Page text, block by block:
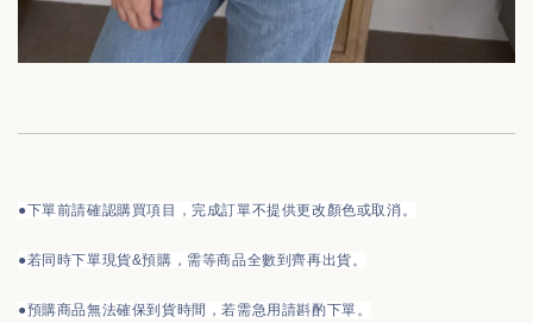
●下單前請確認購買項目，完成訂單不提供更改顏色或取消。
●若同時下單現貨&預購，需等商品全數到齊再出貨。
●預購商品無法確保到貨時間，若需急用請斟酌下單。